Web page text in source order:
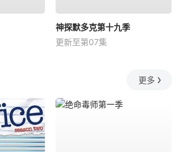
神探默多克第十九季
更新至第07集
更多